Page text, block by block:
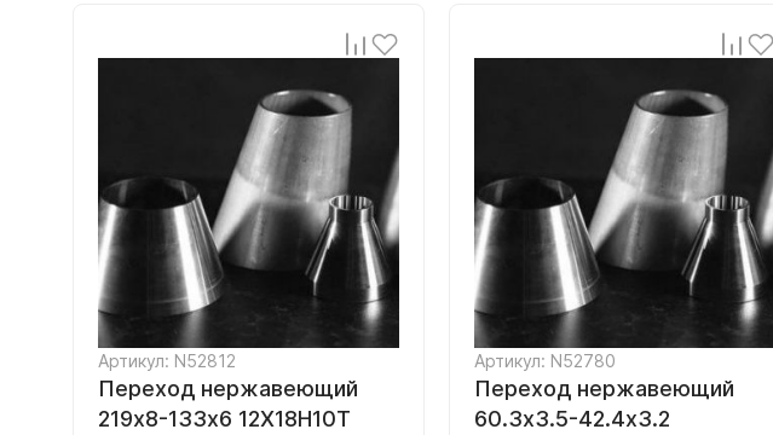
Артикул: N52812
Переход нержавеющий
219х8-133х6 12Х18Н10Т
Артикул: N52780
Переход нержавеющий
60.3х3.5-42.4х3.2